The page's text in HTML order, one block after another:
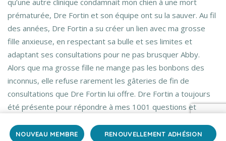
NOUVEAU MEMBRE RENOUVELLEMENT ADHÉSION
qu’une autre clinique condamnait mon chien à une mort
prématurée, Dre Fortin et son équipe ont su la sauver. Au fil
des années, Dre Fortin a su créer un lien avec ma grosse
fille anxieuse, en respectant sa bulle et ses limites et
adaptant ses consultations pour ne pas brusquer Abby.
Alors que ma grosse fille ne mange pas les bonbons des
inconnus, elle refuse rarement les gâteries de fin de
consultations que Dre Fortin lui offre. Dre Fortin a toujours
été présente pour répondre à mes 1001 questions et
allant vers des approches plus naturelles qu’en me